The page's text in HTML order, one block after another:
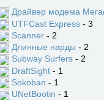
Драйвер модема
UTFCast Express - 3
Scanner - 2
Длинные нарды - 2
Subway Surfers - 2
DraftSight - 1
Sokoban - 1
UNetBootin - 1